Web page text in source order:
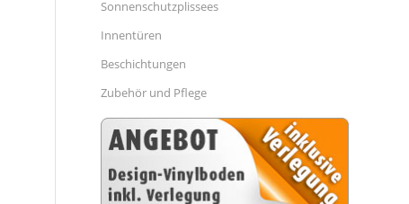
Sonnenschutzplissees
Innentüren
Beschichtungen
Zubehör und Pflege